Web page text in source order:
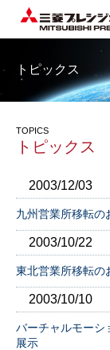
トピックス
TOPICS
トピックス
2003/12/03
九州営業所移転の
2003/10/22
東北営業所移転の
2003/10/10
バーチャルモーシ
展示